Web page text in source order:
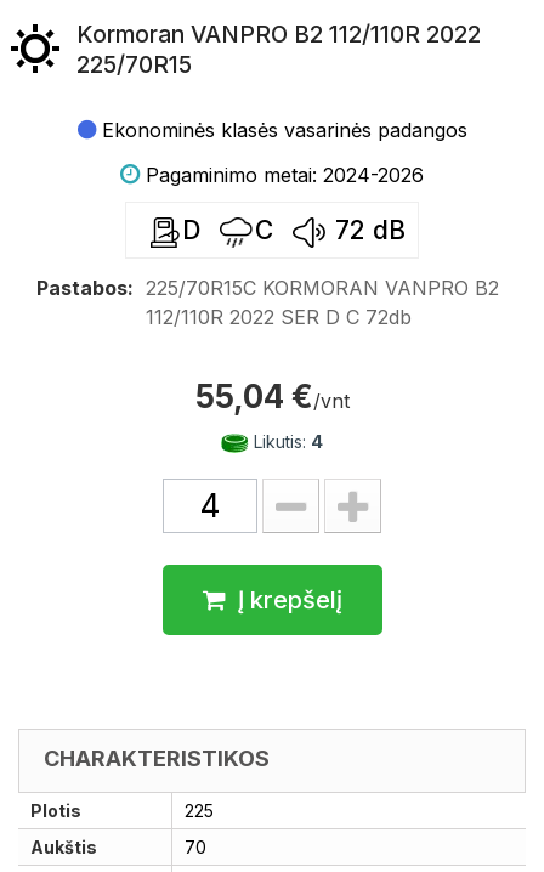
Kormoran VANPRO B2 112/110R 2022
225/70R15
Ekonominės klasės vasarinės padangos
Pagaminimo metai: 2024-2026
D C 72 dB
Pastabos: 225/70R15C KORMORAN VANPRO B2
112/110R 2022 SER D C 72db
55,04 €/vnt
Likutis: 4
Į krepšelį
CHARAKTERISTIKOS
Plotis
225
Aukštis
70